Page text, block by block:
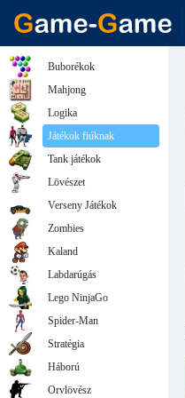
Buborékok
Mahjong
Logika
Játékok fiúknak
Tank játékok
Lövészet
Verseny Játékok
Zombies
Kaland
Labdarúgás
Lego NinjaGo
Spider-Man
Stratégia
Háború
Orvlövész